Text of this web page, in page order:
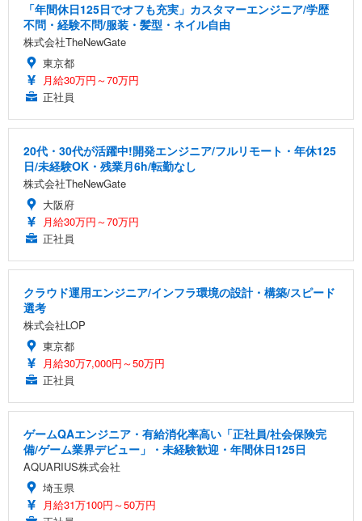
「年間休日125日でオフも充実」カスタマーエンジニア/学歴
不問・経験不問/服装・髪型・ネイル自由
株式会社TheNewGate
東京都
月給30万円～70万円
正社員
20代・30代が活躍中!開発エンジニア/フルリモート・年休125
日/未経験OK・残業月6h/転勤なし
株式会社TheNewGate
大阪府
月給30万円～70万円
正社員
クラウド運用エンジニア/インフラ環境の設計・構築/スピード
選考
株式会社LOP
東京都
月給30万7,000円～50万円
正社員
ゲームQAエンジニア・有給消化率高い「正社員/社会保険完
備/ゲーム業界デビュー」・未経験歓迎・年間休日125日
AQUARIUS株式会社
埼玉県
月給31万100円～50万円